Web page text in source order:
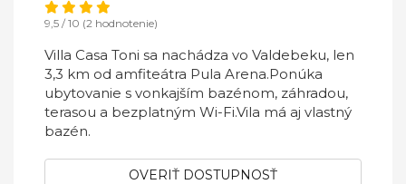
9,5 / 10 (2 hodnotenie)
Villa Casa Toni sa nachádza vo Valdebeku, len
3,3 km od amfiteátra Pula Arena.Ponúka
ubytovanie s vonkajším bazénom, záhradou,
terasou a bezplatným Wi-Fi.Vila má aj vlastný
bazén.
OVERIŤ DOSTUPNOSŤ